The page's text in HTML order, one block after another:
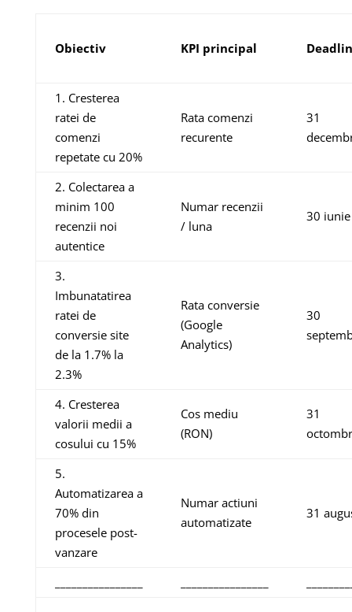
Obiectiv KPI principal
1. Cresterea
ratei de
comenzi
repetate cu 20%
Rata comenzi
recurente
31
2. Colectarea a
minim 100
recenzii noi
autentice
Numar recenzii
/ luna
30 iunie
3.
Imbunatatirea
ratei de
conversie site
de la 1.7% la
2.3%
Rata conversie
(Google
Analytics)
30
4. Cresterea
valorii medii a
cosului cu 15%
Cos mediu
(RON)
31
5.
Automatizarea a
70% din
procesele post-
vanzare
Numar actiuni
automatizate
31